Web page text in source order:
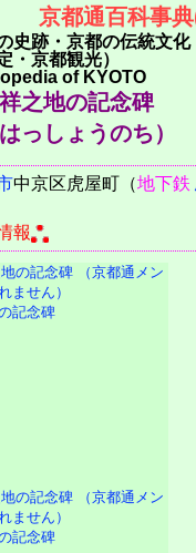
京都通百科事
史跡・京都の伝統文化
・京都観光）
of KYOTO
之地の記念碑
っしょうのち）
中京区虎屋町（地下鉄
報
記念碑
記念碑